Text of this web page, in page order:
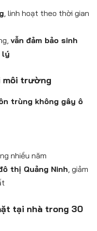
, linh hoạt theo thời gian
vẫn đảm bảo sinh
lý
môi trường
trùng không gây ô
nhiều năm
thị Quảng Ninh, giảm
tại nhà trong 30